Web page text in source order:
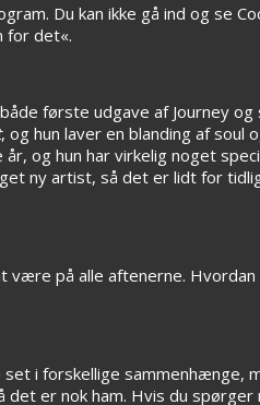
Du kan ikke gå ind og se
for det«.
første udgave af Journey
, og hun laver en blanding af soul
og hun har virkelig noget
ny artist, så det er lidt for
på alle aftenerne.
i forskellige sammenhænge,
er nok ham. Hvis du